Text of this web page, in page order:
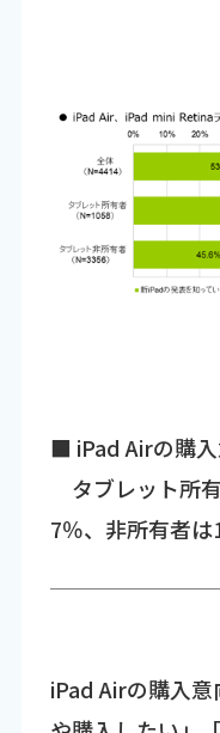
■ iPad Airの購
タブレット所
7％、非所有者は
iPad Airの購入